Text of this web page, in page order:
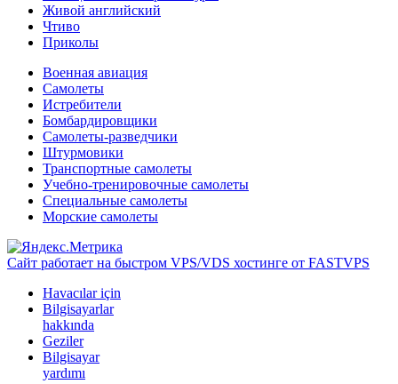
Живой английский
Чтиво
Приколы
Военная авиация
Самолеты
Истребители
Бомбардировщики
Самолеты-разведчики
Штурмовики
Транспортные самолеты
Учебно-тренировочные самолеты
Специальные самолеты
Морские самолеты
Сайт работает на быстром VPS/VDS хостинге от FASTVPS
Havacılar için
Bilgisayarlar
hakkında
Geziler
Bilgisayar
yardımı